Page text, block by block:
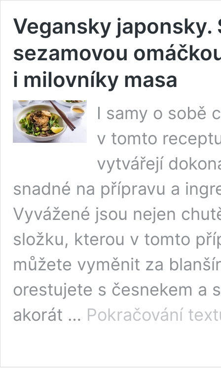
Vegansky japonsky.
sezamovou
i milovníky masa
I samy o sobě
v tomto
vytvářejí
snadné na přípravu a
Vyvážené jsou nejen
složku, kterou v tomto
můžete vyměnit za
orestujete s česnekem a
akorát … Pokračování